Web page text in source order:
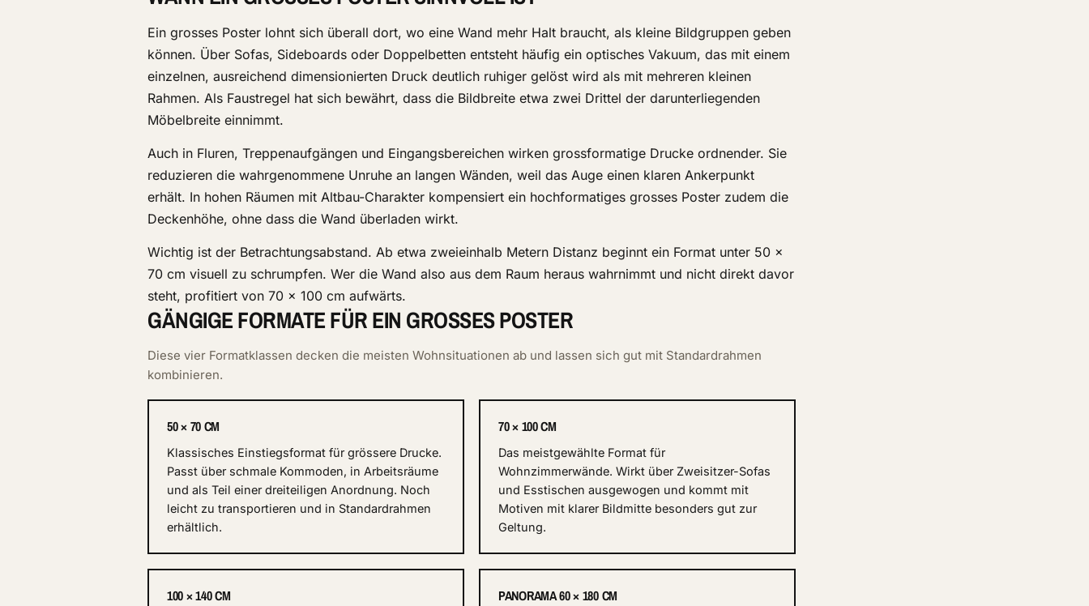
Ein grosses Poster lohnt sich überall dort, wo eine Wand mehr Halt braucht, als kleine Bildgruppen geben
können. Über Sofas, Sideboards oder Doppelbetten entsteht häufig ein optisches Vakuum, das mit einem
einzelnen, ausreichend dimensionierten Druck deutlich ruhiger gelöst wird als mit mehreren kleinen
Rahmen. Als Faustregel hat sich bewährt, dass die Bildbreite etwa zwei Drittel der darunterliegenden
Möbelbreite einnimmt.
Auch in Fluren, Treppenaufgängen und Eingangsbereichen wirken grossformatige Drucke ordnender. Sie
reduzieren die wahrgenommene Unruhe an langen Wänden, weil das Auge einen klaren Ankerpunkt
erhält. In hohen Räumen mit Altbau-Charakter kompensiert ein hochformatiges grosses Poster zudem die
Deckenhöhe, ohne dass die Wand überladen wirkt.
Wichtig ist der Betrachtungsabstand. Ab etwa zweieinhalb Metern Distanz beginnt ein Format unter 50 ×
70 cm visuell zu schrumpfen. Wer die Wand also aus dem Raum heraus wahrnimmt und nicht direkt davor
steht, profitiert von 70 × 100 cm aufwärts.
GÄNGIGE FORMATE FÜR EIN GROSSES POSTER
Diese vier Formatklassen decken die meisten Wohnsituationen ab und lassen sich gut mit Standardrahmen
kombinieren.
50 × 70 CM
Klassisches Einstiegsformat für grössere Drucke.
Passt über schmale Kommoden, in Arbeitsräume
und als Teil einer dreiteiligen Anordnung. Noch
leicht zu transportieren und in Standardrahmen
erhältlich.
70 × 100 CM
Das meistgewählte Format für
Wohnzimmerwände. Wirkt über Zweisitzer-Sofas
und Esstischen ausgewogen und kommt mit
Motiven mit klarer Bildmitte besonders gut zur
Geltung.
100 × 140 CM PANORAMA 60 × 180 CM